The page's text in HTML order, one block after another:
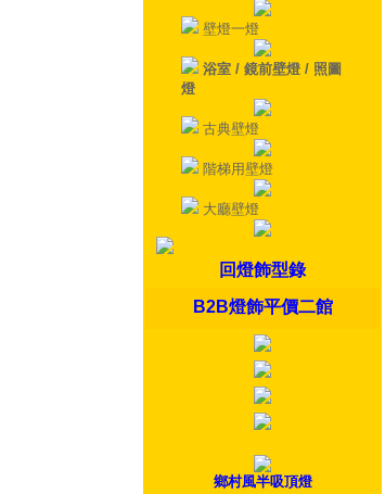
壁燈一燈
浴室 / 鏡前壁燈 / 照圖
燈
古典壁燈
階梯用壁燈
大廳壁燈
回燈飾型錄
B2B燈飾平價二館
鄉村風半吸頂燈